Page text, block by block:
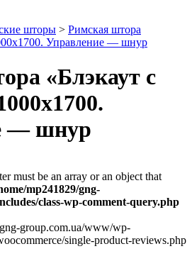
шторы > Римская штора
Управление — шнур
«Блэкаут с
— шнур
must be an array or an object that
mp241829/gng-
class-wp-comment-query.php
group.com.ua/www/wp-
single-product-reviews.php